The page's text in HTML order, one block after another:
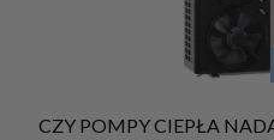
CZY POMPY CIEPŁA